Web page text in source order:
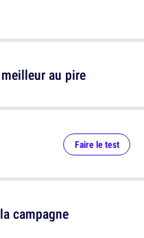
au pire
Faire le test
campagne